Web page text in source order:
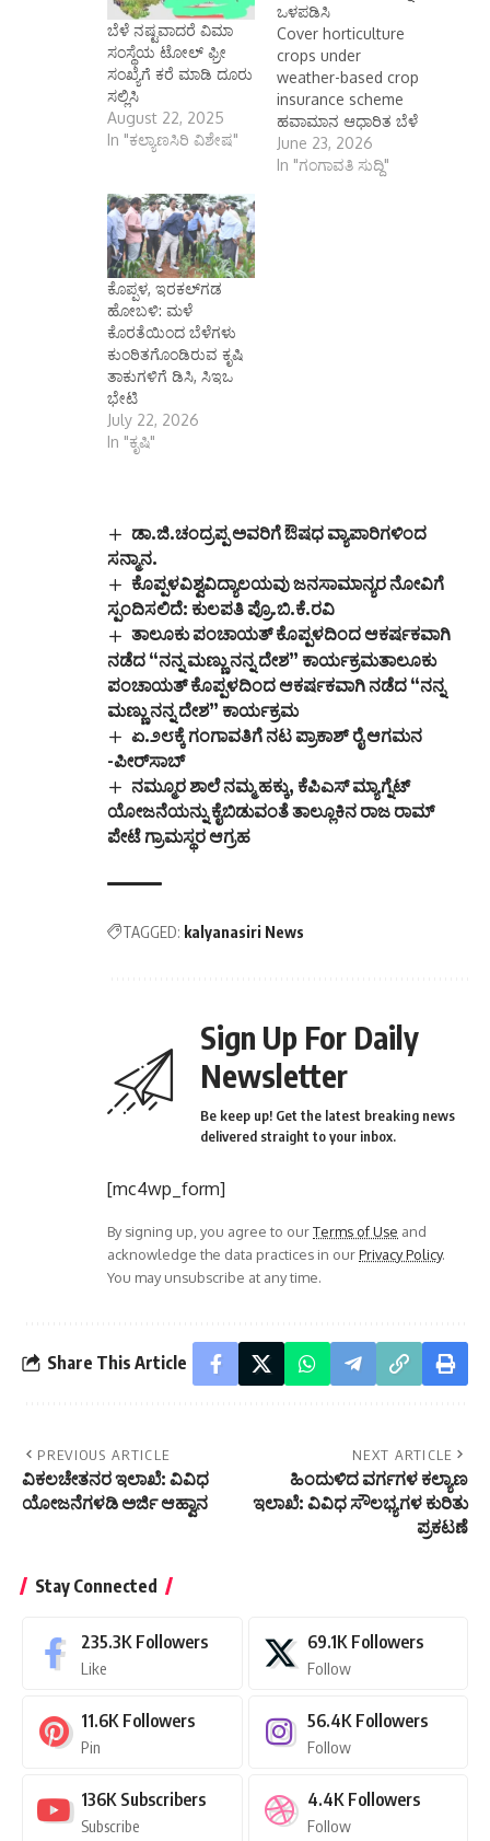
ಬೆಳೆ ನಷ್ಟವಾದರೆ ವಿಮಾ
ಸಂಸ್ಥೆಯ ಟೋಲ್ ಫ್ರೀ
ಸಂಖ್ಯೆಗೆ ಕರೆ ಮಾಡಿ ದೂರು
ಸಲ್ಲಿಸಿ
August 22, 2025
In "ಕಲ್ಯಾಣಸಿರಿ ವಿಶೇಷ"
ಒಳಪಡಿಸಿ
Cover horticulture
crops under
weather-based crop
insurance scheme
ಹವಾಮಾನ ಆಧಾರಿತ ಬೆಳೆ
ವಿಮಾ ಯೋಜನೆಯಡಿ
ತೋಟಗಾರಿಕೆ ಬೆಳೆಗಳನ್ನು
June 23, 2026
In "ಗಂಗಾವತಿ ಸುದ್ದಿ"
ಕೊಪ್ಪಳ, ಇರಕಲ್‌ಗಡ
ಹೋಬಳಿ: ಮಳೆ
ಕೊರತೆಯಿಂದ ಬೆಳೆಗಳು
ಕುಂಠಿತಗೊಂಡಿರುವ ಕೃಷಿ
ತಾಕುಗಳಿಗೆ ಡಿಸಿ, ಸಿಇಒ
ಭೇಟಿ
July 22, 2026
In "ಕೃಷಿ"
ಡಾ.ಜಿ.ಚಂದ್ರಪ್ಪ ಅವರಿಗೆ ಔಷಧ ವ್ಯಾಪಾರಿಗಳಿಂದ
ಸನ್ಮಾನ.
ಕೊಪ್ಪಳವಿಶ್ವವಿದ್ಯಾಲಯವು ಜನಸಾಮಾನ್ಯರ ನೋವಿಗೆ
ಸ್ಪಂದಿಸಲಿದೆ: ಕುಲಪತಿ ಪ್ರೊ.ಬಿ.ಕೆ.ರವಿ
ತಾಲೂಕು ಪಂಚಾಯತ್ ಕೊಪ್ಪಳದಿಂದ ಆಕರ್ಷಕವಾಗಿ
ನಡೆದ “ನನ್ನ ಮಣ್ಣು ನನ್ನ ದೇಶ” ಕಾರ್ಯಕ್ರಮತಾಲೂಕು
ಪಂಚಾಯತ್ ಕೊಪ್ಪಳದಿಂದ ಆಕರ್ಷಕವಾಗಿ ನಡೆದ “ನನ್ನ
ಮಣ್ಣು ನನ್ನ ದೇಶ” ಕಾರ್ಯಕ್ರಮ
ಏ.೨೮ಕ್ಕೆ ಗಂಗಾವತಿಗೆ ನಟ ಪ್ರಾಕಾಶ್ ರೈ ಆಗಮನ
-ಪೀರ್‌ಸಾಬ್
ನಮ್ಮೂರ ಶಾಲೆ ನಮ್ಮ ಹಕ್ಕು, ಕೆಪಿಎಸ್ ಮ್ಯಾಗ್ನೆಟ್
ಯೋಜನೆಯನ್ನು ಕೈಬಿಡುವಂತೆ ತಾಲ್ಲೂಕಿನ ರಾಜ ರಾಮ್
ಪೇಟೆ ಗ್ರಾಮಸ್ಥರ ಆಗ್ರಹ
TAGGED: kalyanasiri News
Sign Up For Daily
Newsletter
Be keep up! Get the latest breaking news
delivered straight to your inbox.
[mc4wp_form]
By signing up, you agree to ourTerms of Use and
acknowledge the data practices in ourPrivacy Policy.
You may unsubscribe at any time.
Share This Article
PREVIOUS ARTICLE
ವಿಕಲಚೇತನರ ಇಲಾಖೆ: ವಿವಿಧ
ಯೋಜನೆಗಳಡಿ ಅರ್ಜಿ ಆಹ್ವಾನ
NEXT ARTICLE
ಹಿಂದುಳಿದ ವರ್ಗಗಳ ಕಲ್ಯಾಣ
ಇಲಾಖೆ: ವಿವಿಧ ಸೌಲಭ್ಯಗಳ ಕುರಿತು
ಪ್ರಕಟಣೆ
Stay Connected
235.3K Followers
Like
69.1K Followers
Follow
11.6K Followers
Pin
56.4K Followers
Follow
136K Subscribers
Subscribe
4.4K Followers
Follow